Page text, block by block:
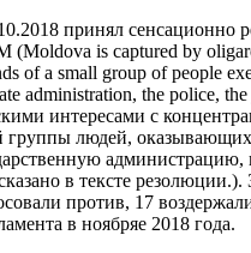
принял сенсационно
is captured by
of a small group of people
administration, the police,
интересами с
группы людей,
в тексте
против, 17
в ноябряе 2018 года.